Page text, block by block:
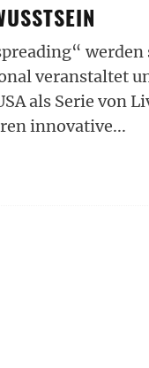
werden
veranstaltet
als Serie von
innovative...